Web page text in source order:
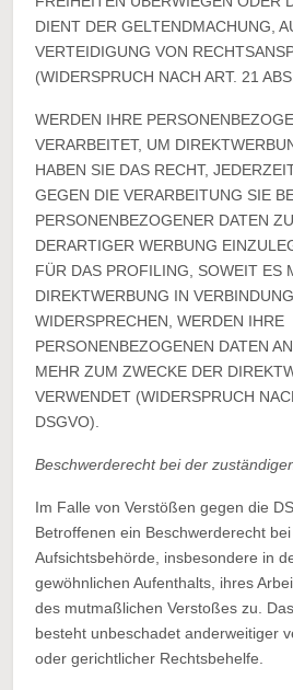
DIENT DER GELTENDMACHUNG,
VERTEIDIGUNG VON
(WIDERSPRUCH NACH ART. 21
WERDEN IHRE
VERARBEITET, UM
HABEN SIE DAS RECHT,
GEGEN DIE VERARBEITUNG SIE
PERSONENBEZOGENER DATEN
DERARTIGER WERBUNG
FÜR DAS PROFILING, SOWEIT ES
DIREKTWERBUNG IN
WIDERSPRECHEN, WERDEN IHRE
PERSONENBEZOGENEN DATEN
MEHR ZUM ZWECKE DER
VERWENDET (WIDERSPRUCH
DSGVO).
Beschwerde­recht bei der
Im Falle von Verstößen gegen die
Betroffenen ein Beschwerderecht
Aufsichtsbehörde, insbesondere in
gewöhnlichen Aufenthalts, ihres
des mutmaßlichen Verstoßes zu.
besteht unbeschadet anderweitiger
oder gerichtlicher Rechtsbehelfe.